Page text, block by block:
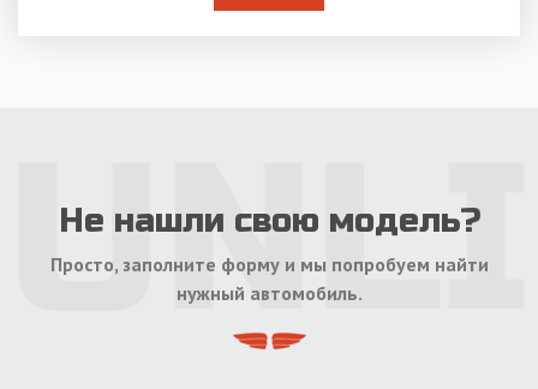
Не нашли свою модель?
Просто, заполните форму и мы попробуем найти
нужный автомобиль.